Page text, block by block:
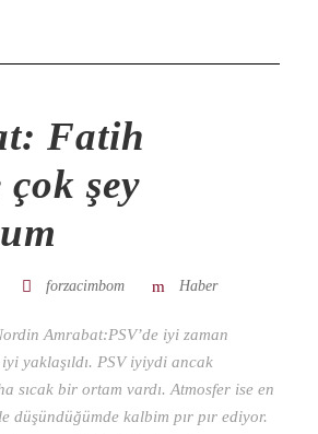
Fatih
çok şey
forzacimbom Haber
Amrabat:PSV’de iyi zaman
yaklaşıldı. PSV iyiydi ancak
sıcak bir ortam vardı. Atmosfer ise en
düşündüğümde kalbim pır pır ediyor.